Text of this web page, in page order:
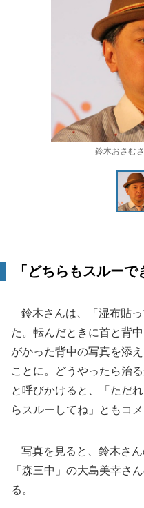
鈴木おさむ
「どちらもスルーで
鈴木さんは、「湿布貼
た。転んだときに首と背
がかった背中の写真を添
ことに。どうやったら治
と呼びかけると、「ただ
らスルーしてね」ともコメ
写真を見ると、鈴木さ
「森三中」の大島美幸さ
る。